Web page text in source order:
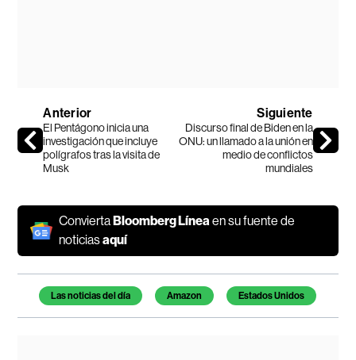
Anterior
El Pentágono inicia una
investigación que incluye
polígrafos tras la visita de
Musk
Siguiente
Discurso final de Biden en la
ONU: un llamado a la unión en
medio de conflictos
mundiales
ConviertaBloomberg Líneaen su fuente de
noticiasaquí
Temas de este artículo
Las noticias del día Amazon Estados Unidos